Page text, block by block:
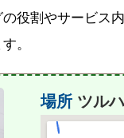
役割やサービス
。
場所ツル